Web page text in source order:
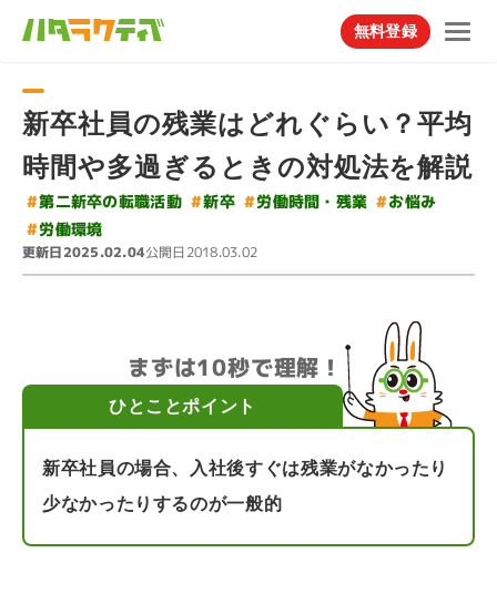
無料登録
新卒社員の残業はどれぐらい？平均
時間や多過ぎるときの対処法を解説
#第二新卒の転職活動 #新卒 #労働時間・残業 #お悩み
#労働環境
更新日2025.02.04公開日2018.03.02
まずは10秒で理解！
ひとことポイント
新卒社員の場合、入社後すぐは残業がなかったり
少なかったりするのが一般的